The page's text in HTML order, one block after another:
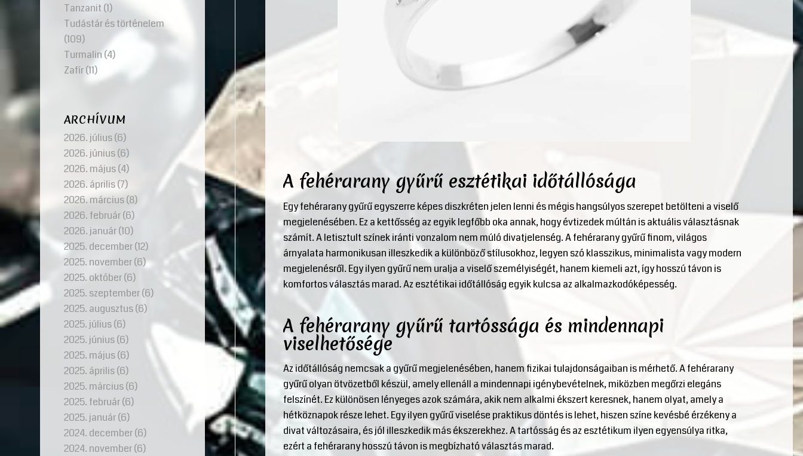
A fehérarany gyűrű esztétikai időtállósága
Egy fehérarany gyűrű egyszerre képes diszkréten jelen lenni és mégis hangsúlyos szerepet betölteni a viselő
megjelenésében. Ez a kettősség az egyik legfőbb oka annak, hogy évtizedek múltán is aktuális választásnak
számít. A letisztult színek iránti vonzalom nem múló divatjelenség. A fehérarany gyűrű finom, világos
árnyalata harmonikusan illeszkedik a különböző stílusokhoz, legyen szó klasszikus, minimalista vagy modern
megjelenésről. Egy ilyen gyűrű nem uralja a viselő személyiségét, hanem kiemeli azt, így hosszú távon is
komfortos választás marad. Az esztétikai időtállóság egyik kulcsa az alkalmazkodóképesség.
A fehérarany gyűrű tartóssága és mindennapi
viselhetősége
Az időtállóság nemcsak a gyűrű megjelenésében, hanem fizikai tulajdonságaiban is mérhető. A fehérarany
gyűrű olyan ötvözetből készül, amely ellenáll a mindennapi igénybevételnek, miközben megőrzi elegáns
felszínét. Ez különösen lényeges azok számára, akik nem alkalmi ékszert keresnek, hanem olyat, amely a
hétköznapok része lehet. Egy ilyen gyűrű viselése praktikus döntés is lehet, hiszen színe kevésbé érzékeny a
divat változásaira, és jól illeszkedik más ékszerekhez. A tartósság és az esztétikum ilyen egyensúlya ritka,
ezért a fehérarany hosszú távon is megbízható választás marad.
Tanzanit (1)
Tudástár és történelem
(109)
Turmalin (4)
Zafír(11)
ARCHÍVUM
2026. július(6)
2026. június(6)
2026. május(4)
2026. április(7)
2026. március(8)
2026. február(6)
2026. január(10)
2025. december(12)
2025. november(6)
2025. október(6)
2025. szeptember(6)
2025. augusztus(6)
2025. július(6)
2025. június(6)
2025. május(6)
2025. április(6)
2025. március(6)
2025. február(6)
2025. január(6)
2024. december(6)
2024. november(6)